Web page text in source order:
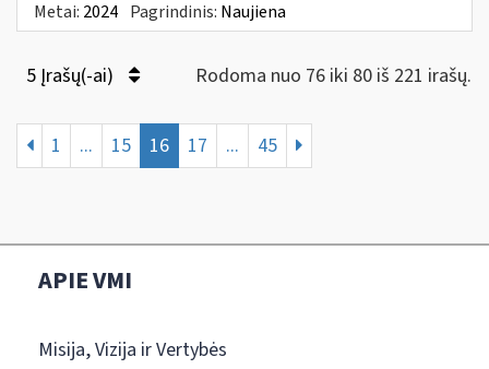
Metai: 2024 Pagrindinis: Naujiena
5 Įrašų(-ai) Rodoma nuo 76 iki 80 iš 221 irašų.
1 ... 15 16 17 ... 45
APIE VMI
Misija, Vizija ir Vertybės